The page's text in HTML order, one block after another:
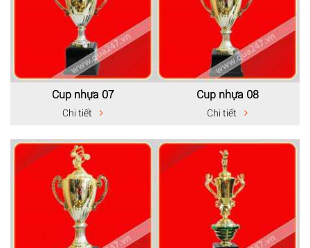
Cup nhựa 07
Chi tiết
Cup nhựa 08
Chi tiết